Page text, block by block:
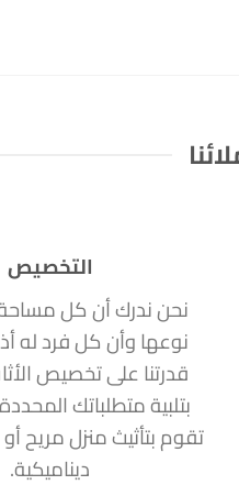
التخصيص
نحن ندرك أن كل
نوعها وأن كل فرد له
قدرتنا على تخصيص
بتلبية متطلباتك
تقوم بتأثيث منزل مريح
ديناميكية.